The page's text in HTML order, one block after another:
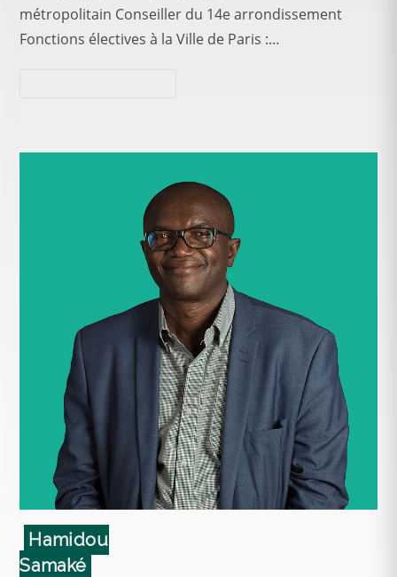
métropolitain Conseiller du 14e arrondissement
Fonctions électives à la Ville de Paris :…
Hamidou
Samaké